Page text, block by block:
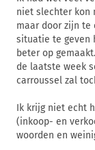
niet slechter kon
maar door zijn te
situatie te geven
beter op
de laatste week
carroussel zal
Ik krijg niet echt
(inkoop- en
woorden en